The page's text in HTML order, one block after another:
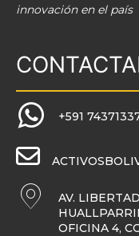
innovación en el país
+591
AV.
OFICINA 4,